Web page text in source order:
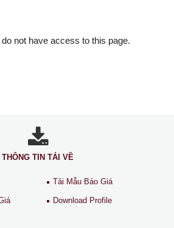
THÔNG TIN TẢI VỀ
Tải Mẫu Báo Giá
Download Profile